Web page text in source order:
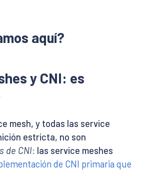
aquí?
y CNI: es
mesh, y todas las service
estricta, no son
de CNI: las service meshes
de CNI primaria que